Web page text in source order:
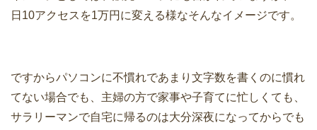
日10アクセスを1万円に変える様なそんなイメージです。
ですからパソコンに不慣れであまり文字数を書くのに慣れ
てない場合でも、主婦の方で家事や子育てに忙しくても、
サラリーマンで自宅に帰るのは大分深夜になってからでも